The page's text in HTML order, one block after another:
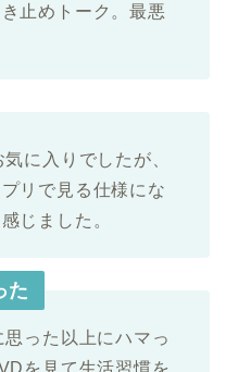
止めトーク。最悪
に入りでしたが、
リで見る仕様にな
じました。
た
った以上にハマっ
を見て生活習慣を